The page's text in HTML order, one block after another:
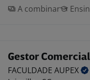
A combinar
Gestor Comercial
FACULDADE AUPEX